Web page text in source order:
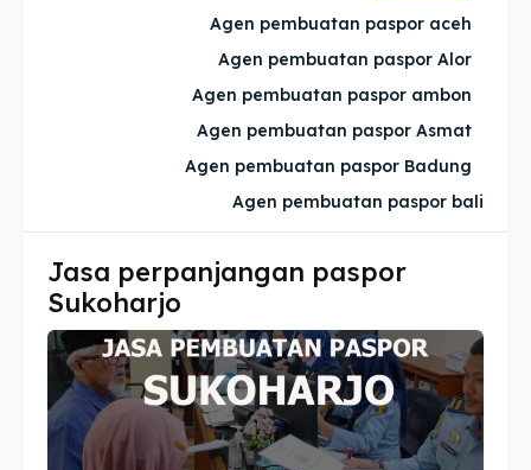
Imta
Legalisir
Apostille
Penerjemah
Imta
Legalisir
Apostille
Penerjemah
Agen pembuatan paspor aceh
Agen pembuatan paspor Alor
Agen pembuatan paspor ambon
Agen pembuatan paspor Asmat
Agen pembuatan paspor Badung
Agen pembuatan paspor bali
Jasa perpanjangan paspor
Sukoharjo